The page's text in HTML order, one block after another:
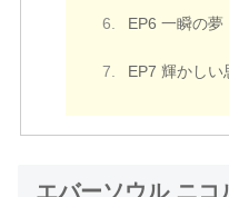
EP6 一瞬の夢
EP7 輝かしい
エバーソウル ニコ